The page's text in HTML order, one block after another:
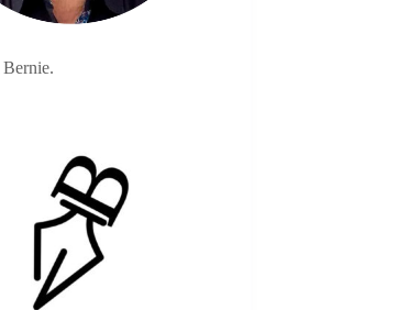
Bernie.